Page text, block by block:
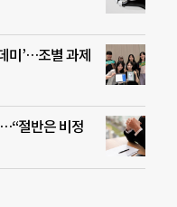
미’…조별 과제
절반은 비정